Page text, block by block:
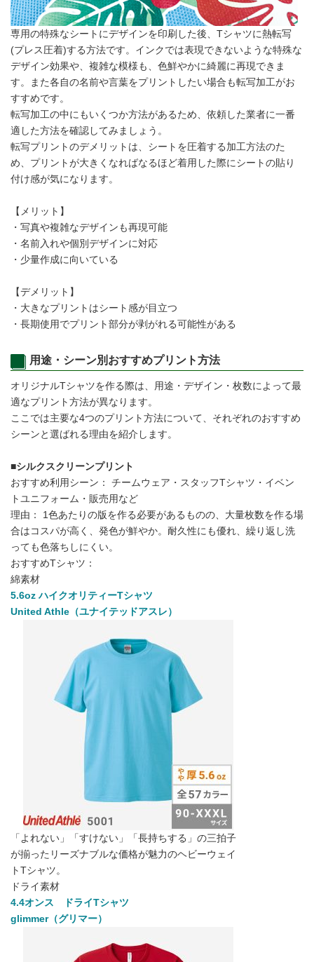
専用の特殊なシートにデザインを印刷した後、Tシャツに熱転写
(プレス圧着)する方法です。インクでは表現できないような特殊な
デザイン効果や、複雑な模様も、色鮮やかに綺麗に再現できま
す。また各自の名前や言葉をプリントしたい場合も転写加工がお
すすめです。
転写加工の中にもいくつか方法があるため、依頼した業者に一番
適した方法を確認してみましょう。
転写プリントのデメリットは、シートを圧着する加工方法のた
め、プリントが大きくなればなるほど着用した際にシートの貼り
付け感が気になります。
【メリット】
・写真や複雑なデザインも再現可能
・名前入れや個別デザインに対応
・少量作成に向いている
【デメリット】
・大きなプリントはシート感が目立つ
・長期使用でプリント部分が剥がれる可能性がある
用途・シーン別おすすめプリント方法
オリジナルTシャツを作る際は、用途・デザイン・枚数によって最
適なプリント方法が異なります。
ここでは主要な4つのプリント方法について、それぞれのおすすめ
シーンと選ばれる理由を紹介します。
■シルクスクリーンプリント
おすすめ利用シーン： チームウェア・スタッフTシャツ・イベン
トユニフォーム・販売用など
理由： 1色あたりの版を作る必要があるものの、大量枚数を作る場
合はコスパが高く、発色が鮮やか。耐久性にも優れ、繰り返し洗
っても色落ちしにくい。
おすすめTシャツ：
綿素材
5.6oz ハイクオリティーTシャツ
United Athle（ユナイテッドアスレ）
「よれない」「すけない」「長持ちする」の三拍子
が揃ったリーズナブルな価格が魅力のヘビーウェイ
トTシャツ。
ドライ素材
4.4オンス ドライTシャツ
glimmer（グリマー）